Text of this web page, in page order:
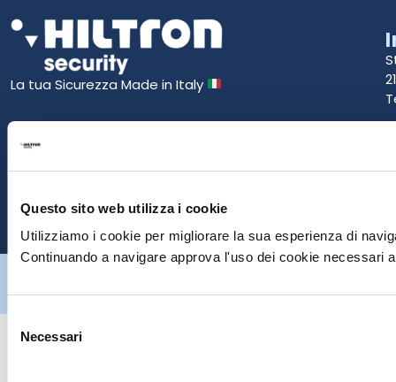
Questo sito web utilizza i cookie
Utilizziamo i cookie per migliorare la sua esperienza di
Continuando a navigare approva l'uso dei cookie necessari
Selezione
delNecessari
La tua Sicurezza Made in Italy
riservati